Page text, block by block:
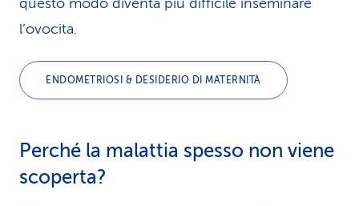
questo modo diventa più difficile inseminare
l’ovocita.
ENDOMETRIOSI & DESIDERIO DI MATERNITÀ
Perché la malattia spesso non viene
scoperta?